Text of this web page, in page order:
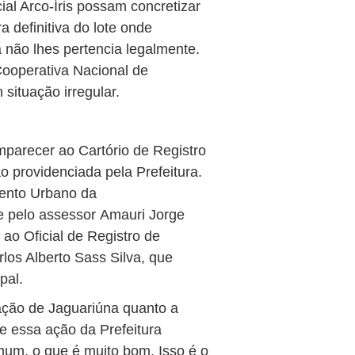
Arco-Íris possam concretizar
definitiva do lote onde
lhes pertencia legalmente.
Nacional de
situação irregular.
ao Cartório de Registro
providenciada pela Prefeitura.
Urbano da
pelo assessor Amauri Jorge
Oficial de Registro de
Alberto Sass Silva, que
de Jaguariúna quanto a
essa ação da Prefeitura
o que é muito bom. Isso é o